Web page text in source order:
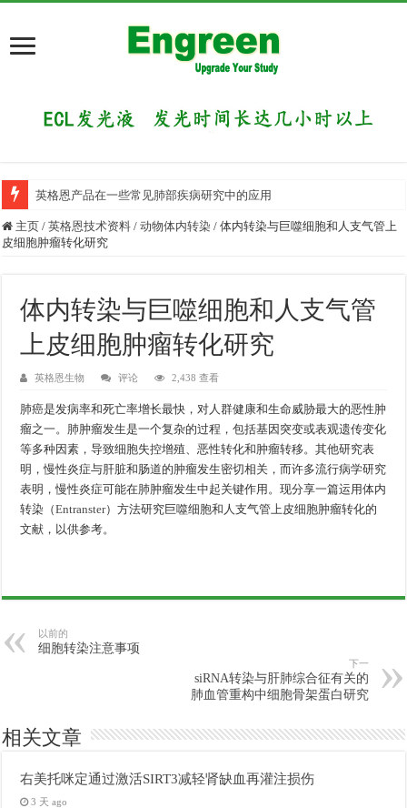
英格恩产品在一些常见肺部疾病研究中的应用
主页 / 英格恩技术资料 / 动物体内转染 / 体内转染与巨噬细胞和人支气管上
皮细胞肿瘤转化研究
体内转染与巨噬细胞和人支气管
上皮细胞肿瘤转化研究
英格恩生物 评论 2,438 查看
肺癌是发病率和死亡率增长最快，对人群健康和生命威胁最大的恶性肿
瘤之一。肺肿瘤发生是一个复杂的过程，包括基因突变或表观遗传变化
等多种因素，导致细胞失控增殖、恶性转化和肿瘤转移。其他研究表
明，慢性炎症与肝脏和肠道的肿瘤发生密切相关，而许多流行病学研究
表明，慢性炎症可能在肺肿瘤发生中起关键作用。现分享一篇运用体内
转染（Entranster）方法研究巨噬细胞和人支气管上皮细胞肿瘤转化的
文献，以供参考。
以前的
细胞转染注意事项
下一
siRNA转染与肝肺综合征有关的
肺血管重构中细胞骨架蛋白研究
相关文章
右美托咪定通过激活SIRT3减轻肾缺血再灌注损伤
3 天 ago